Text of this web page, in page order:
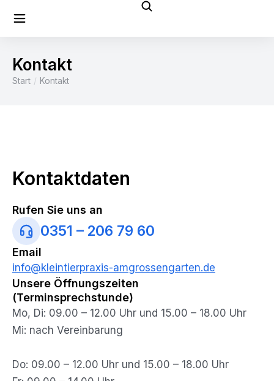
Kontakt
Sie befinden sich hier:
Start Kontakt
Kontaktdaten
Rufen Sie uns an
0351 – 206 79 60
Email
info@kleintierpraxis-amgrossengarten.de
Unsere Öffnungszeiten
(Terminsprechstunde)
Mo, Di: 09.00 – 12.00 Uhr und 15.00 – 18.00 Uhr
Mi: nach Vereinbarung
Do: 09.00 – 12.00 Uhr und 15.00 – 18.00 Uhr